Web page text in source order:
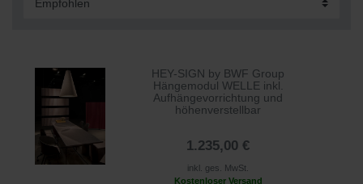
HEY-SIGN by BWF Group
Hängemodul WELLE inkl.
Aufhängevorrichtung und
höhenverstellbar
1.235,00 €
inkl. ges. MwSt.
Kostenloser Versand